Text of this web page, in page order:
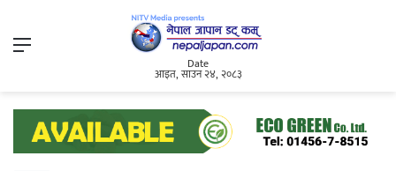
Menu
Date
आइत, साउन २४, २०८३